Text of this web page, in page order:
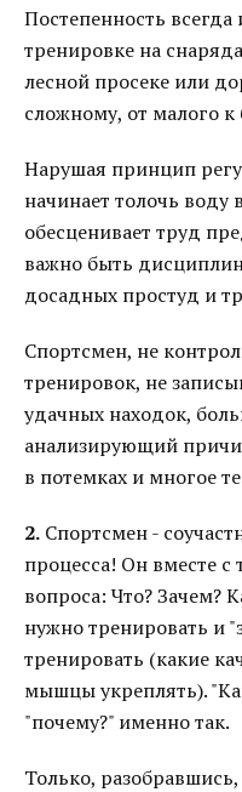
Постепенность
тренировке на
лесной просеке или
сложному, от малого
Нарушая принцип
начинает толочь воду
обесценивает труд
важно быть
досадных простуд и
Спортсмен, не
тренировок, не
удачных находок,
анализирующий
в потемках и многое
2. Спортсмен -
процесса! Он вместе с
вопроса: Что? Зачем?
нужно тренировать и
тренировать (какие
мышцы укреплять).
"почему?" именно так.
Только,